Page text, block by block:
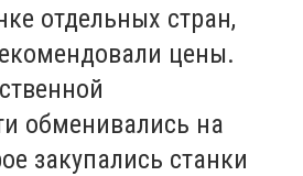
отдельных стран,
цены.
обменивались на
закупались станки